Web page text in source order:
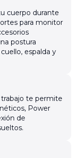
cuerpo durante
para monitor
postura
espalda y
te permite
Power
de